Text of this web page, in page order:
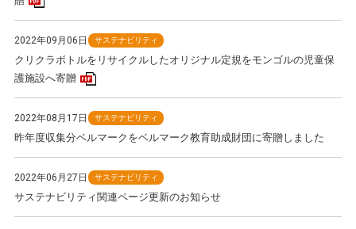
2022年09月06日 サステナビリティ
クリクラボトルをリサイクルしたオリジナル定規をモンゴルの児童保
護施設へ寄贈
2022年08月17日 サステナビリティ
昨年度収集分ベルマークをベルマーク教育助成財団に寄贈しました
2022年06月27日 サステナビリティ
サステナビリティ関連ページ更新のお知らせ